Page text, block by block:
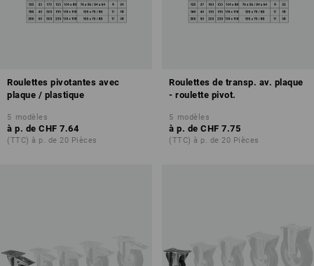
Roulettes pivotantes avec
plaque / plastique
5 modèles
à p. de CHF 7.64
(TTC) à p. de 20 Pièces
Roulettes de transp. av. plaque
- roulette pivot.
5 modèles
à p. de CHF 7.75
(TTC) à p. de 20 Pièces